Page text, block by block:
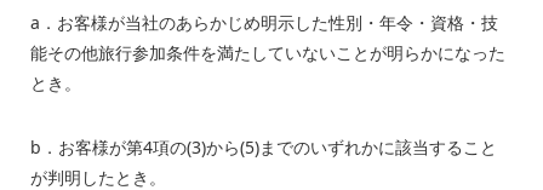
a．お客様が当社のあらかじめ明示した性別・年令・資格・技
能その他旅行参加条件を満たしていないことが明らかになった
とき。
b．お客様が第4項の(3)から(5)までのいずれかに該当すること
が判明したとき。